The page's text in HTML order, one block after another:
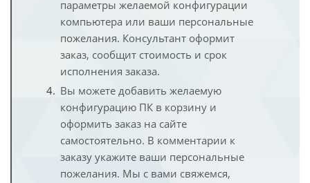
параметры желаемой конфигурации
компьютера или ваши персональные
пожелания. Консультант оформит
заказ, сообщит стоимость и срок
исполнения заказа.
Вы можете добавить желаемую
конфигурацию ПК в корзину и
оформить заказ на сайте
самостоятельно. В комментарии к
заказу укажите ваши персональные
пожелания. Мы с вами свяжемся,